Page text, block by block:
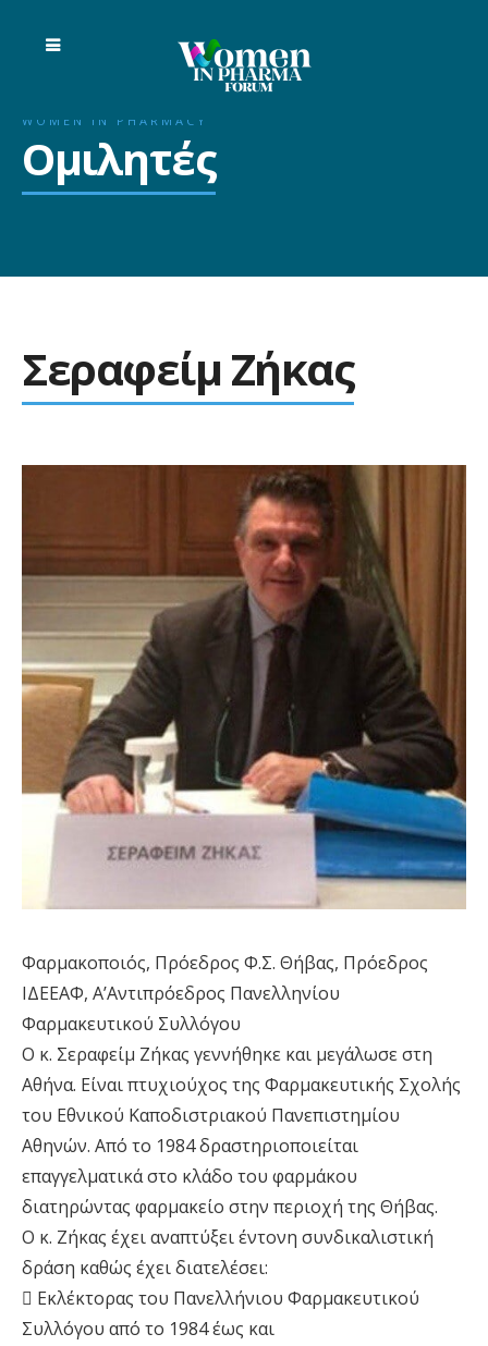
WOMEN IN PHARMACY
Ομιλητές
Σεραφείμ Ζήκας
Φαρμακοποιός, Πρόεδρος Φ.Σ. Θήβας, Πρόεδρος
ΙΔΕΕΑΦ, Α’Αντιπρόεδρος Πανελληνίου
Φαρμακευτικού Συλλόγου
Ο κ. Σεραφείμ Ζήκας γεννήθηκε και μεγάλωσε στη
Αθήνα. Είναι πτυχιούχος της Φαρμακευτικής Σχολής
του Εθνικού Καποδιστριακού Πανεπιστημίου
Αθηνών. Από το 1984 δραστηριοποιείται
επαγγελματικά στο κλάδο του φαρμάκου
διατηρώντας φαρμακείο στην περιοχή της Θήβας.
Ο κ. Ζήκας έχει αναπτύξει έντονη συνδικαλιστική
δράση καθώς έχει διατελέσει:
 Εκλέκτορας του Πανελλήνιου Φαρμακευτικού
Συλλόγου από το 1984 έως και